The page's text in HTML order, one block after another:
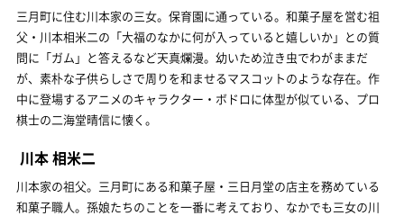
三月町に住む川本家の三女。保育園に通っている。和菓子屋を営む祖
父・川本相米二の「大福のなかに何が入っていると嬉しいか」との質
問に「ガム」と答えるなど天真爛漫。幼いため泣き虫でわがままだ
が、素朴な子供らしさで周りを和ませるマスコットのような存在。作
中に登場するアニメのキャラクター・ボドロに体型が似ている、プロ
棋士の二海堂晴信に懐く。
川本 相米二
川本家の祖父。三月町にある和菓子屋・三日月堂の店主を務めている
和菓子職人。孫娘たちのことを一番に考えており、なかでも三女の川